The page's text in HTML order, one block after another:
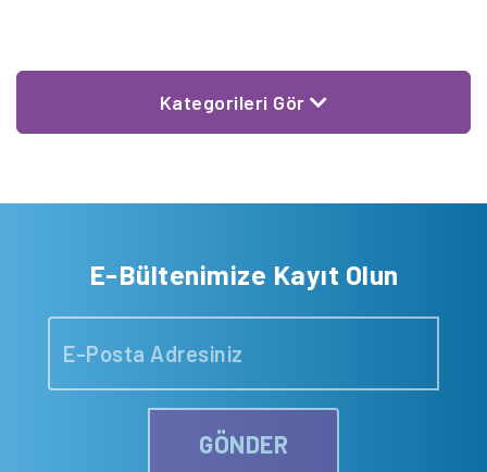
Kategorileri Gör
E-Bültenimize Kayıt Olun
GÖNDER